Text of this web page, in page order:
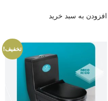
افزودن به سبد خرید
تخفیف!